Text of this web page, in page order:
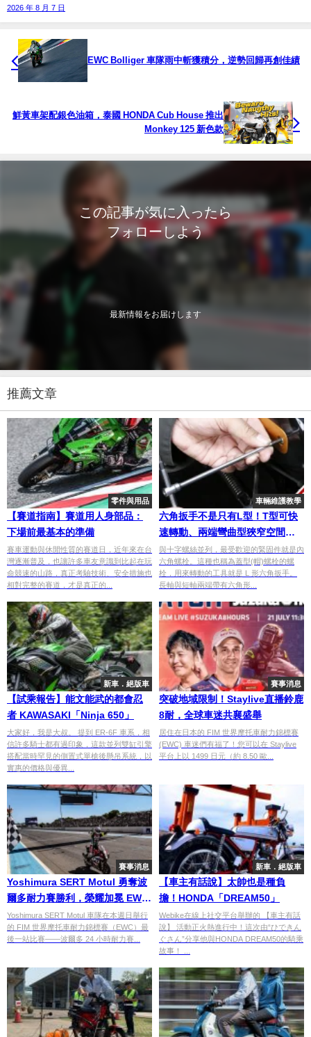
2026 年 8 月 7 日
EWC Bolliger 車隊雨中斬獲積分，逆勢回歸再創佳績
鮮黃車架配銀色油箱，泰國 HONDA Cub House 推出
Monkey 125 新色款
この記事が気に入ったら
フォローしよう
最新情報をお届けします
推薦文章
零件與用品
【賽道指南】賽道用人身部品：
下場前最基本的準備
賽車運動與休閒性質的賽道日，近年來在台
灣逐漸普及，也讓許多車友意識到比起在玩
命競速的山路，真正考驗技術、安全措施也
相對完整的賽道，才是真正的...
車輛維護教學
六角扳手不是只有L型！T型可快
速轉動、兩端彎曲型狹窄空間更
適用
與十字螺絲並列，最受歡迎的緊固件就是內
六角螺栓。這種也稱為蓋型(帽)螺栓的螺
栓，用來轉動的工具就是 L 形六角扳手。
長軸與短軸兩端帶有六角形...
新車．絕版車
【試乘報告】能文能武的都會忍
者 KAWASAKI「Ninja 650」
大家好，我是大叔。 提到 ER-6F 車系，相
信許多騎士都有過印象，這款並列雙缸引擎
搭配當時罕見的側置式單槍後懸吊系統，以
實惠的價格與優異...
賽事消息
突破地域限制！Staylive直播鈴鹿
8耐，全球車迷共襄盛舉
居住在日本的 FIM 世界摩托車耐力錦標賽
(EWC) 車迷們有福了！您可以在 Staylive
平台上以 1499 日元（約 8.50 歐...
賽事消息
Yoshimura SERT Motul 勇奪波
爾多耐力賽勝利，榮耀加冕 EWC
總冠軍
Yoshimura SERT Motul 車隊在本週日舉行
的 FIM 世界摩托車耐力錦標賽（EWC）最
後一站比賽——波爾多 24 小時耐力賽...
新車．絕版車
【車主有話說】太帥也是種負
擔！HONDA「DREAM50」
Webike在線上社交平台舉辦的 【車主有話
說】 活動正火熱進行中！這次由“ひできん
ぐさん”分享他與HONDA DREAM50的騎乘
故事！ ...